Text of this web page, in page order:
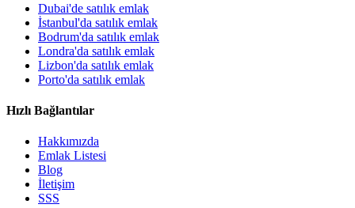
Dubai'de satılık emlak
İstanbul'da satılık emlak
Bodrum'da satılık emlak
Londra'da satılık emlak
Lizbon'da satılık emlak
Porto'da satılık emlak
Hızlı Bağlantılar
Hakkımızda
Emlak Listesi
Blog
İletişim
SSS